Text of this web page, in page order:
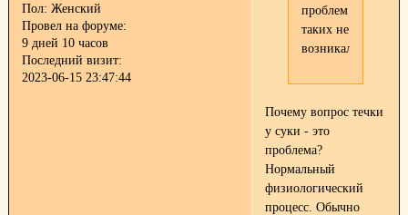
Пол: Женский
Провел на форуме:
9 дней 10 часов
Последний визит:
2023-06-15 23:47:44
проблем
таких не
возникало.
Почему вопрос течки
у суки - это
проблема?
Нормальный
физиологический
процесс. Обычно